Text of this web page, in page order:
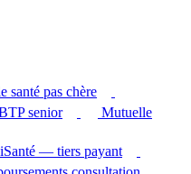
santé pas chère
senior
Mutuelle
iSanté — tiers payant